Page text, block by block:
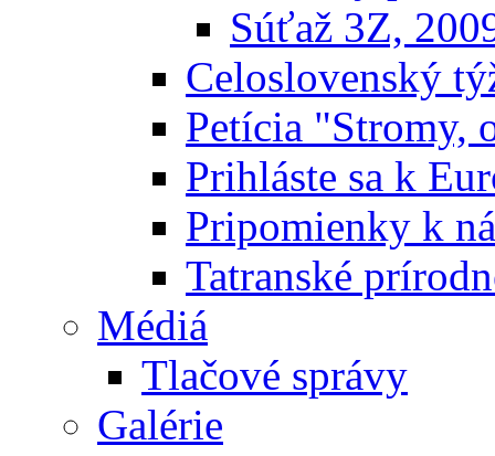
Súťaž 3Z,
Celoslovenský
Petícia "Stromy,
Prihláste sa k
Pripomienky k
Tatranské
Médiá
Tlačové správy
Galérie